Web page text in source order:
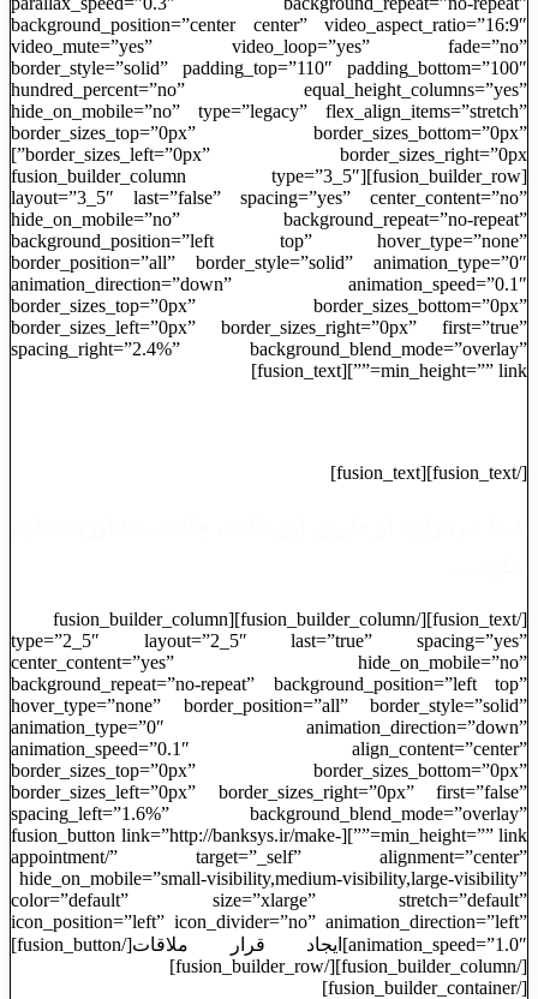
background_position=”center center” video_aspect_ratio=”16:9″
video_mute=”yes” video_loop=”yes” fade=”no”
border_style=”solid” padding_top=”110″ padding_bottom=”100″
hundred_percent=”no” equal_height_columns=”yes”
hide_on_mobile=”no” type=”legacy” flex_align_items=”stretch”
border_sizes_top=”0px” border_sizes_bottom=”0px”
border_sizes_left=”0px” border_sizes_right=”0px”]
[fusion_builder_row][fusion_builder_column type=”3_5″
layout=”3_5″ last=”false” spacing=”yes” center_content=”no”
hide_on_mobile=”no” background_repeat=”no-repeat”
background_position=”left top” hover_type=”none”
border_position=”all” border_style=”solid” animation_type=”0″
animation_direction=”down” animation_speed=”0.1″
border_sizes_top=”0px” border_sizes_bottom=”0px”
border_sizes_left=”0px” border_sizes_right=”0px” first=”true”
spacing_right=”2.4%” background_blend_mode=”overlay”
min_height=”” link=””][fusion_text]
[/fusion_text][fusion_text]
[/fusion_text][/fusion_builder_column][fusion_builder_column
type=”2_5″ layout=”2_5″ last=”true” spacing=”yes”
center_content=”yes” hide_on_mobile=”no”
background_repeat=”no-repeat” background_position=”left top”
hover_type=”none” border_position=”all” border_style=”solid”
animation_type=”0″ animation_direction=”down”
animation_speed=”0.1″ align_content=”center”
border_sizes_top=”0px” border_sizes_bottom=”0px”
border_sizes_left=”0px” border_sizes_right=”0px” first=”false”
spacing_left=”1.6%” background_blend_mode=”overlay”
min_height=”” link=””][fusion_button link=”http://banksys.ir/make-
appointment/” target=”_self” alignment=”center”
hide_on_mobile=”small-visibility,medium-visibility,large-visibility”
color=”default” size=”xlarge” stretch=”default”
icon_position=”left” icon_divider=”no” animation_direction=”left”
animation_speed=”1.0″]ایجاد قرار ملاقات[/fusion_button]
[/fusion_builder_column][/fusion_builder_row]
[/fusion_builder_container]